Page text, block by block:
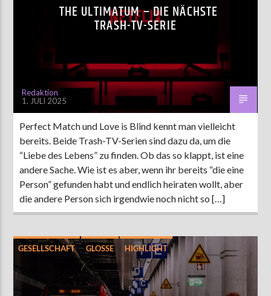
MOEBIUS
12:00 24:00
ZU HÖREN INMünster90,9 MHz Steinfurt103,9 MHz
THE ULTIMATUM – DIE NÄCHSTE
TRASH-TV-SERIE
Redaktion
1. JULI 2025
Perfect Match und Love is Blind kennt man vielleicht
bereits. Beide Trash-TV-Serien sind dazu da, um die
“Liebe des Lebens” zu finden. Ob das so klappt, ist eine
andere Sache. Wie ist es aber, wenn ihr bereits “die eine
Person” gefunden habt und endlich heiraten wollt, aber
die andere Person sich irgendwie noch nicht so […]
GESELLSCHAFT GLOSSE HIGHLIGHT
MÜNSTER POLITIK UNTERHALTUNG